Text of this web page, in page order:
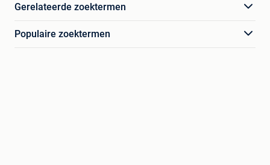
Gerelateerde zoektermen
Populaire zoektermen